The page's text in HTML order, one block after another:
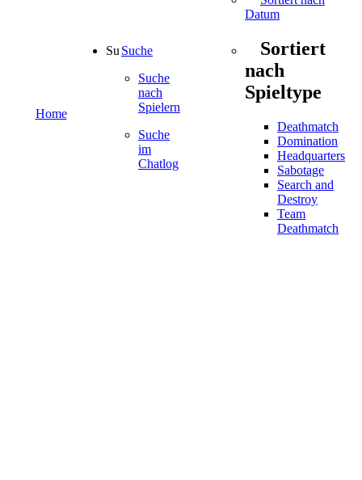
Home
Suche
Suche
nach
Spielern
Suche
im
Chatlog
Datum
Sortiert
nach
Spieltype
Deathmatch
Domination
Headquarters
Sabotage
Search and
Destroy
Team
Deathmatch